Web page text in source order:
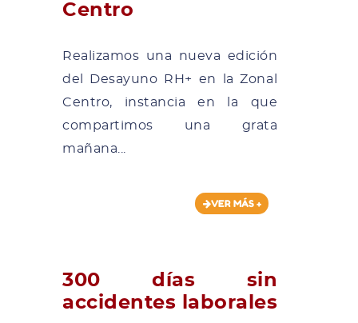
Centro
Realizamos una nueva edición
del Desayuno RH+ en la Zonal
Centro, instancia en la que
compartimos una grata
mañana...
VER MÁS +
300 días sin
accidentes laborales